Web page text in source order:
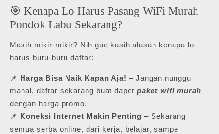
🎯 Kenapa Lo Harus Pasang WiFi Murah
Pondok Labu Sekarang?
Masih mikir-mikir? Nih gue kasih alasan kenapa lo
harus buru-buru daftar:
📌 Harga Bisa Naik Kapan Aja! – Jangan nunggu
mahal, daftar sekarang buat dapet paket wifi murah
dengan harga promo.
📌 Koneksi Internet Makin Penting – Sekarang
semua serba online, dari kerja, belajar, sampe